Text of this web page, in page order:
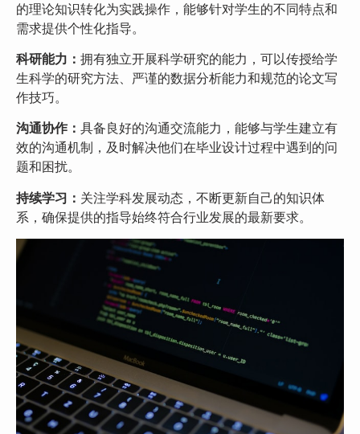
的理论知识转化为实践操作，能够针对学生的不同特点和
需求提供个性化指导。
科研能力： 拥有独立开展科学研究的能力，可以传授给学
生科学的研究方法、严谨的数据分析能力和规范的论文写
作技巧。
沟通协作： 具备良好的沟通交流能力，能够与学生建立有
效的沟通机制，及时解决他们在毕业设计过程中遇到的问
题和困扰。
持续学习： 关注学科发展动态，不断更新自己的知识体
系，确保提供的指导始终符合行业发展的最新要求。